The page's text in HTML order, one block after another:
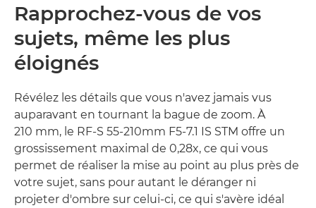
Rapprochez-vous de vos
sujets, même les plus
éloignés
Révélez les détails que vous n'avez jamais vus
auparavant en tournant la bague de zoom. À
210 mm, le RF-S 55-210mm F5-7.1 IS STM offre un
grossissement maximal de 0,28x, ce qui vous
permet de réaliser la mise au point au plus près de
votre sujet, sans pour autant le déranger ni
projeter d'ombre sur celui-ci, ce qui s'avère idéal